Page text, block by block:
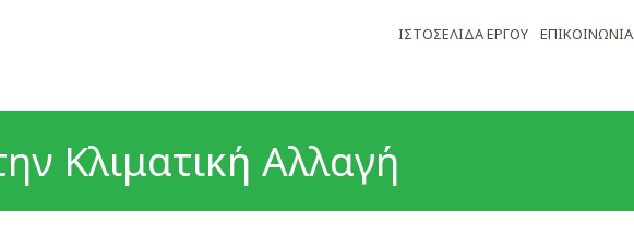
ΙΣΤΟΣΕΛΙΔΑ ΕΡΓΟΥ ΕΠΙΚΟΙΝΩΝΙΑ
Κλιματική Αλλαγή